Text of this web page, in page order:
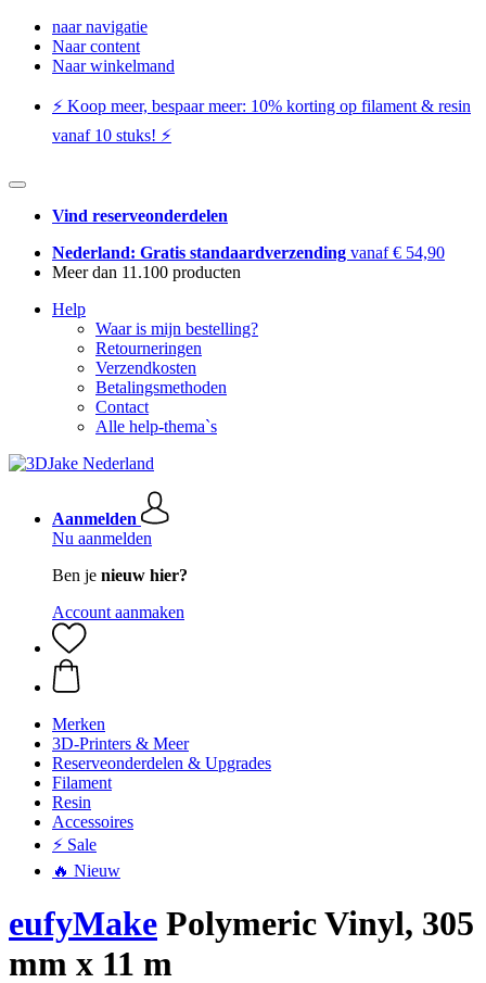
naar navigatie
Naar content
Naar winkelmand
⚡️ Koop meer, bespaar meer: ​​10% korting op filament & resin
vanaf 10 stuks! ⚡️
Vind reserveonderdelen
Nederland: Gratis standaardverzending vanaf € 54,90
Meer dan 11.100 producten
Help
Waar is mijn bestelling?
Retourneringen
Verzendkosten
Betalingsmethoden
Contact
Alle help-thema`s
Aanmelden
Nu aanmelden
Ben je nieuw hier?
Account aanmaken
Merken
3D-Printers & Meer
Reserveonderdelen & Upgrades
Filament
Resin
Accessoires
⚡ Sale
🔥 Nieuw
eufyMake Polymeric Vinyl, 305
mm x 11 m